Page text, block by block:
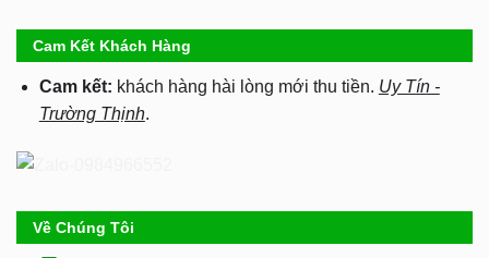
Cam Kết Khách Hàng
Cam kết: khách hàng hài lòng mới thu tiền. Uy Tín -
Trường Thịnh.
Về Chúng Tôi